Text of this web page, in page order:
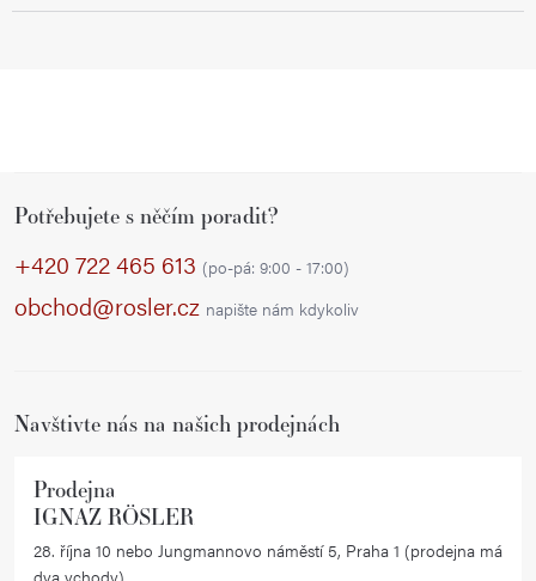
Potřebujete s něčím poradit?
+420 722 465 613 (po-pá: 9:00 - 17:00)
obchod@rosler.cz napište nám kdykoliv
Navštivte nás na našich prodejnách
Prodejna
IGNAZ RÖSLER
28. října 10 nebo Jungmannovo náměstí 5, Praha 1 (prodejna má